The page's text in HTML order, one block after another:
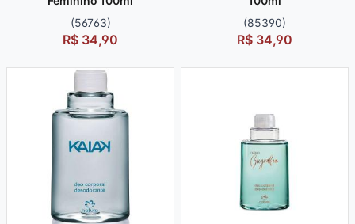
(56763)
R$ 34,90
(85390)
R$ 34,90